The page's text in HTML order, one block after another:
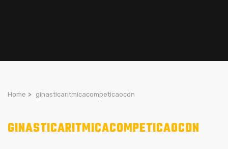
Home > ginasticaritmicacompeticaocdn
GINASTICARITMICACOMPETICAOCDN